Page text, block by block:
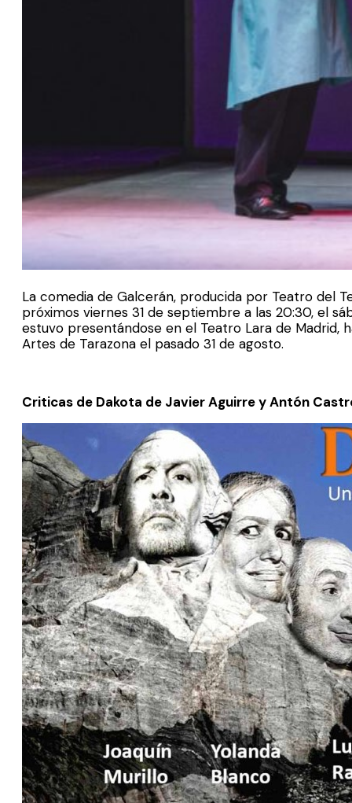
La comedia de Galcerán, producida por Teatro del
próximos viernes 31 de septiembre a las 20:30, el
estuvo presentándose en el Teatro Lara de Madrid,
Artes de Tarazona el pasado 31 de agosto.
Criticas de Dakota de Javier Aguirre y Antón